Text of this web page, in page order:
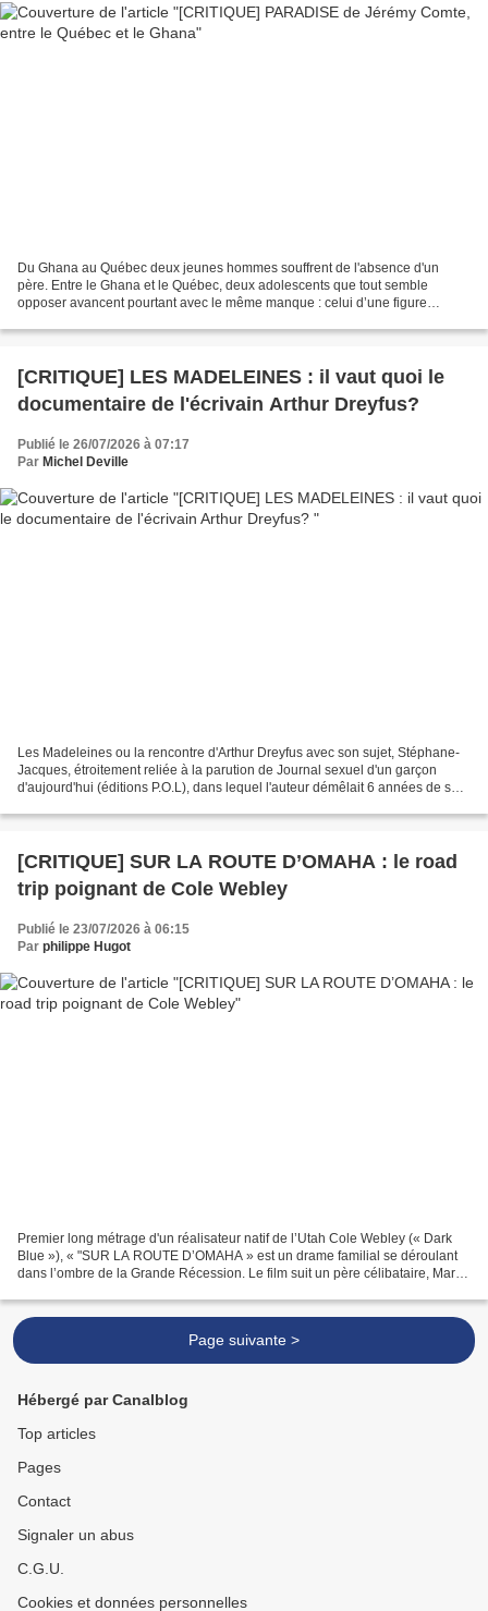
Du Ghana au Québec deux jeunes hommes souffrent de l'absence d'un
père. Entre le Ghana et le Québec, deux adolescents que tout semble
opposer avancent pourtant avec le même manque : celui d’une figure
[CRITIQUE] LES MADELEINES : il vaut quoi le
documentaire de l'écrivain Arthur Dreyfus?
Publié le 26/07/2026 à 07:17
Par Michel Deville
Les Madeleines ou la rencontre d'Arthur Dreyfus avec son sujet, Stéphane-
Jacques, étroitement reliée à la parution de Journal sexuel d'un garçon
d'aujourd'hui (éditions P.O.L), dans lequel l'auteur démêlait 6 années de sa
[CRITIQUE] SUR LA ROUTE D’OMAHA : le road
trip poignant de Cole Webley
Publié le 23/07/2026 à 06:15
Par philippe Hugot
Premier long métrage d'un réalisateur natif de l’Utah Cole Webley (« Dark
Blue »), « "SUR LA ROUTE D’OMAHA » est un drame familial se déroulant
dans l’ombre de la Grande Récession. Le film suit un père célibataire, Martin
Page suivante >
Hébergé par Canalblog
Top articles
Pages
Contact
Signaler un abus
C.G.U.
Cookies et données personnelles